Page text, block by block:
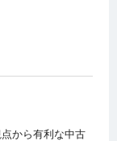
から有利な中古